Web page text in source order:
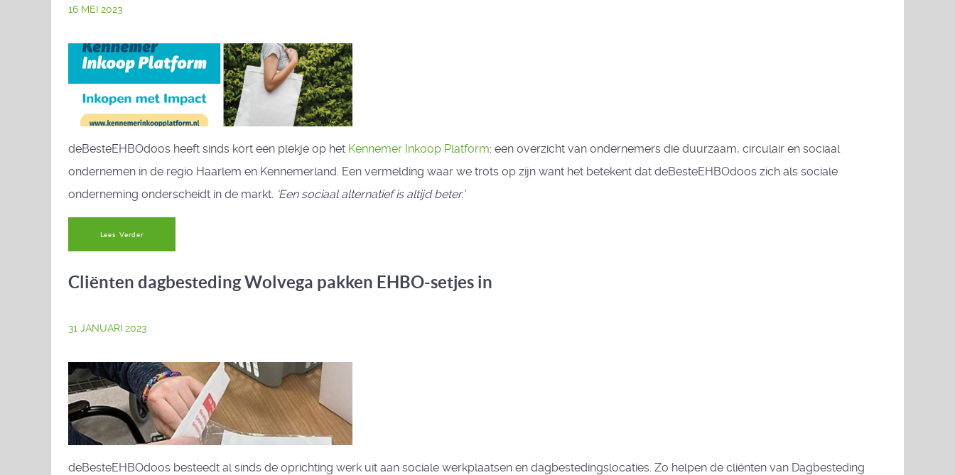
16 MEI 2023
deBesteEHBOdoos heeft sinds kort een plekje op het Kennemer Inkoop Platform: een overzicht van ondernemers die duurzaam, circulair en sociaal
ondernemen in de regio Haarlem en Kennemerland. Een vermelding waar we trots op zijn want het betekent dat deBesteEHBOdoos zich als sociale
onderneming onderscheidt in de markt. ‘Een sociaal alternatief is altijd beter.’
Lees Verder
Cliënten dagbesteding Wolvega pakken EHBO-setjes in
31 JANUARI 2023
deBesteEHBOdoos besteedt al sinds de oprichting werk uit aan sociale werkplaatsen en dagbestedingslocaties. Zo helpen de cliënten van Dagbesteding